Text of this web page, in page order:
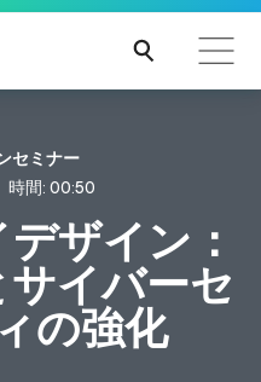
新によって影響を受け
のガイダンス
セミナー
時間: 00:50
ザイン：
イバーセ
の強化